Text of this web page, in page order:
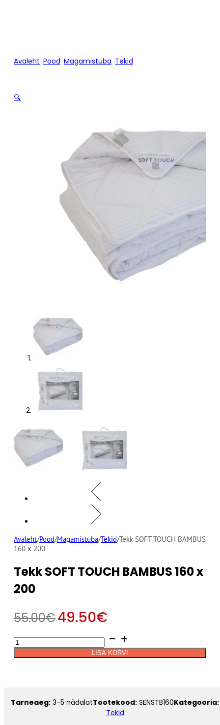
Avaleht Pood Magamistuba Tekid
🔍
Avaleht/Pood/Magamistuba/Tekid/Tekk SOFT TOUCH BAMBUS
160 x 200
Tekk SOFT TOUCH BAMBUS 160 x
200
55.00€49.50€
Tekk
SOFT
TOUCH
200
LISA KORVI
Alternative:
Tarneaeg: 3-5 nädalatTootekood: SENSTB160Kategooria:
Tekid